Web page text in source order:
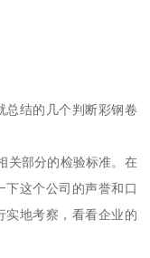
总结的几个判断彩钢卷
关部分的检验标准。在
下这个公司的声誉和口
实地考察，看看企业的